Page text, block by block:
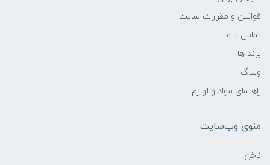
قوانین و مقررات سایت
تماس با ما
برند ها
وبلاگ
راهنمای مواد و لوازم
منوی وب‌سایت
ناخن